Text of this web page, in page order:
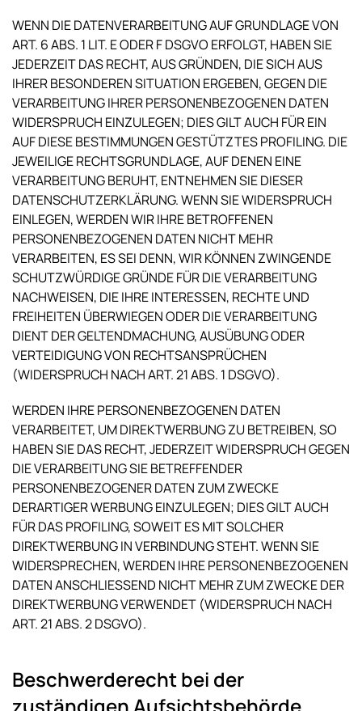
WENN DIE DATENVERARBEITUNG AUF GRUNDLAGE VON
ART. 6 ABS. 1 LIT. E ODER F DSGVO ERFOLGT, HABEN SIE
JEDERZEIT DAS RECHT, AUS GRÜNDEN, DIE SICH AUS
IHRER BESONDEREN SITUATION ERGEBEN, GEGEN DIE
VERARBEITUNG IHRER PERSONENBEZOGENEN DATEN
WIDERSPRUCH EINZULEGEN; DIES GILT AUCH FÜR EIN
AUF DIESE BESTIMMUNGEN GESTÜTZTES PROFILING. DIE
JEWEILIGE RECHTSGRUNDLAGE, AUF DENEN EINE
VERARBEITUNG BERUHT, ENTNEHMEN SIE DIESER
DATENSCHUTZERKLÄRUNG. WENN SIE WIDERSPRUCH
EINLEGEN, WERDEN WIR IHRE BETROFFENEN
PERSONENBEZOGENEN DATEN NICHT MEHR
VERARBEITEN, ES SEI DENN, WIR KÖNNEN ZWINGENDE
SCHUTZWÜRDIGE GRÜNDE FÜR DIE VERARBEITUNG
NACHWEISEN, DIE IHRE INTERESSEN, RECHTE UND
FREIHEITEN ÜBERWIEGEN ODER DIE VERARBEITUNG
DIENT DER GELTENDMACHUNG, AUSÜBUNG ODER
VERTEIDIGUNG VON RECHTSANSPRÜCHEN
(WIDERSPRUCH NACH ART. 21 ABS. 1 DSGVO).
WERDEN IHRE PERSONENBEZOGENEN DATEN
VERARBEITET, UM DIREKTWERBUNG ZU BETREIBEN, SO
HABEN SIE DAS RECHT, JEDERZEIT WIDERSPRUCH GEGEN
DIE VERARBEITUNG SIE BETREFFENDER
PERSONENBEZOGENER DATEN ZUM ZWECKE
DERARTIGER WERBUNG EINZULEGEN; DIES GILT AUCH
FÜR DAS PROFILING, SOWEIT ES MIT SOLCHER
DIREKTWERBUNG IN VERBINDUNG STEHT. WENN SIE
WIDERSPRECHEN, WERDEN IHRE PERSONENBEZOGENEN
DATEN ANSCHLIESSEND NICHT MEHR ZUM ZWECKE DER
DIREKTWERBUNG VERWENDET (WIDERSPRUCH NACH
ART. 21 ABS. 2 DSGVO).
Beschwerde­recht bei der
zuständigen Aufsichts­behörde